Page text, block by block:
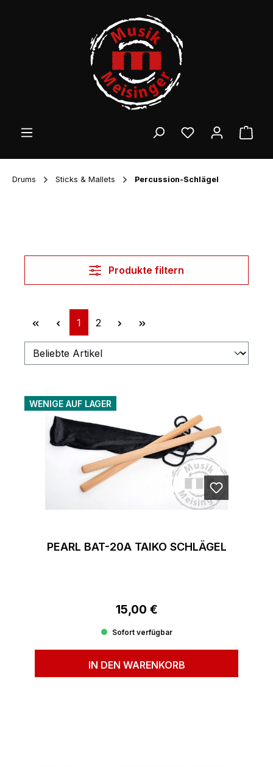
Drums Sticks & Mallets Percussion-Schlägel
Produkte filtern
Seite
1 Seite
2
WENIGE AUF LAGER
PEARL BAT-20A TAIKO SCHLÄGEL
Regulärer Preis:
15,00 €
Sofort verfügbar
IN DEN WARENKORB